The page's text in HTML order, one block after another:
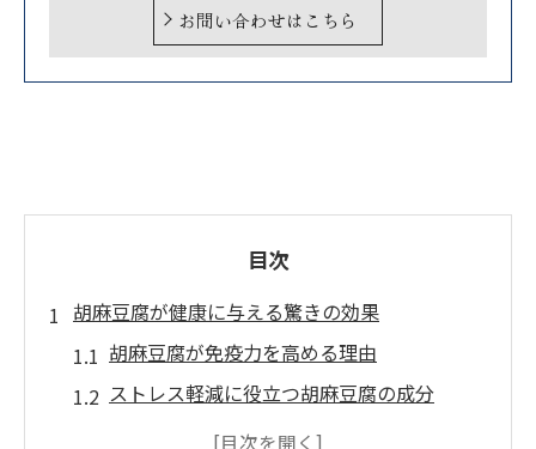
お問い合わせはこちら
目次
胡麻豆腐が健康に与える驚きの効果
胡麻豆腐が免疫力を高める理由
ストレス軽減に役立つ胡麻豆腐の成分
胡麻豆腐が血圧を安定させるメカニズム